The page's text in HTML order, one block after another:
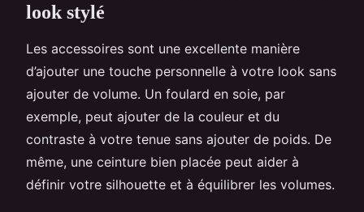
look stylé
Les accessoires sont une excellente manière
d’ajouter une touche personnelle à votre look sans
ajouter de volume. Un foulard en soie, par
exemple, peut ajouter de la couleur et du
contraste à votre tenue sans ajouter de poids. De
même, une ceinture bien placée peut aider à
définir votre silhouette et à équilibrer les volumes.